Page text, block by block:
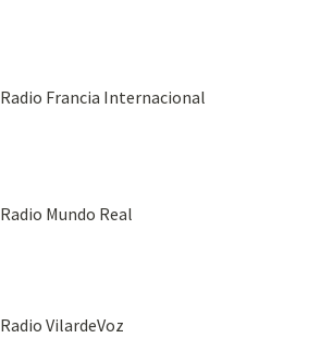
Radio Francia Internacional
Radio Mundo Real
Radio VilardeVoz